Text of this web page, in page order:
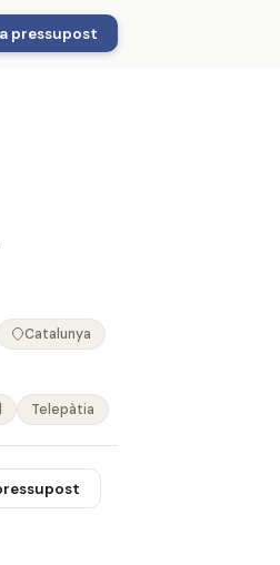
pressupost
Catalunya
Telepàtia